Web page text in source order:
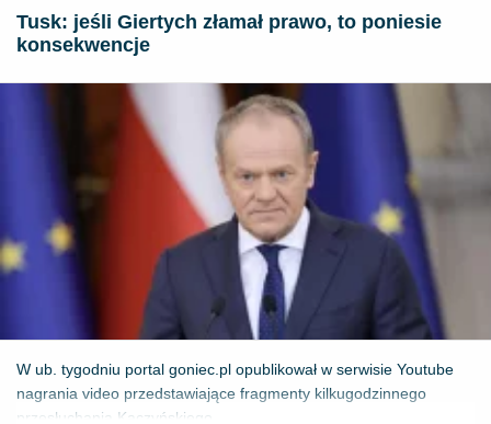
Tusk: jeśli Giertych złamał prawo, to poniesie
konsekwencje
W ub. tygodniu portal goniec.pl opublikował w serwisie Youtube
nagrania video przedstawiające fragmenty kilkugodzinnego
przesłuchania Kaczyńskiego...